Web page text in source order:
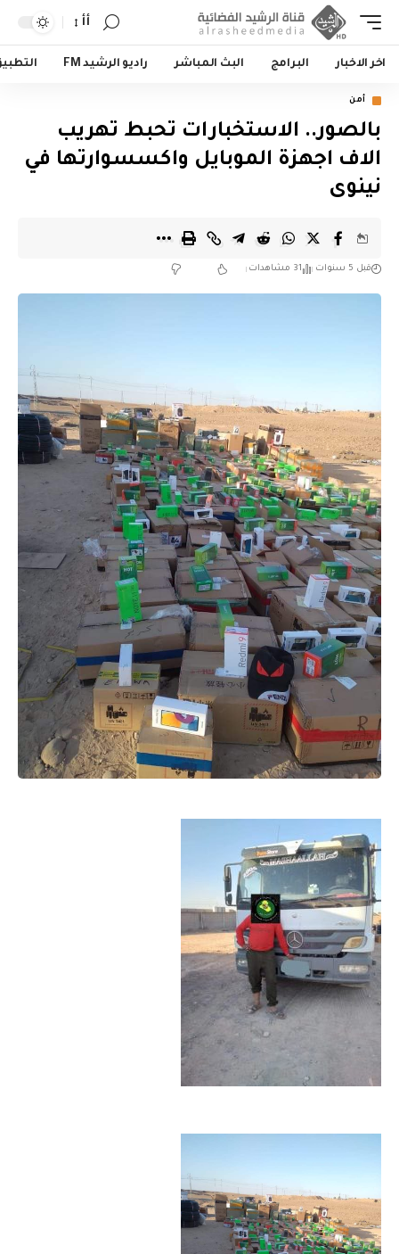
أأ
اخر الاخبار البرامج البث المباشر راديو الرشيد FM
أمن
بالصور.. الاستخبارات تحبط تهريب
الاف اجهزة الموبايل واكسسوارتها في
نينوى
قبل 5 سنوات 31 مشاهدات